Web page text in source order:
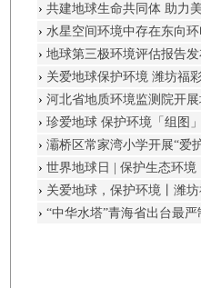
› 共建地球生命共同体 助力
› 水星空间环境中存在东向
› 地球第三极环境评估报告
› 关爱地球保护环境 潍坊福
› 河北省地质环境监测院开
› 珍爱地球 保护环境「组图」
› 灞桥区常家湾小学开展“爱
› 世界地球日 | 保护生态环境
› 关爱地球，保护环境丨潍
› “中华水塔”青海省出台最